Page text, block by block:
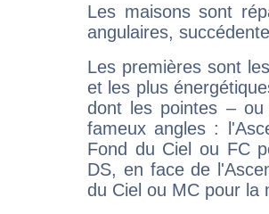
Les maisons sont
angulaires,
Les premières sont
et les plus
dont les pointes –
fameux angles :
Fond du Ciel ou FC
DS, en face de
du Ciel ou MC pour la